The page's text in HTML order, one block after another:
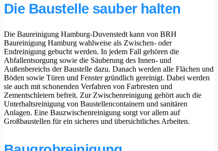
Die Baustelle sauber halten
Die Baureinigung Hamburg-Duvenstedt kann von BRH
Baureinigung Hamburg wahlweise als Zwischen- oder
Endreinigung gebucht werden. In jedem Fall gehören die
Abfallentsorgung sowie die Säuberung des Innen- und
Außenbereichs der Baustelle dazu. Danach werden alle Flächen und
Böden sowie Türen und Fenster gründlich gereinigt. Dabei werden
sie auch mit schonenden Verfahren von Farbresten und
Zementschleiern befreit. Zur Zwischenreinigung gehört auch die
Unterhaltsreinigung von Baustellencontainern und sanitären
Anlagen. Eine Bauzwischenreinigung sorgt vor allem auf
Großbaustellen für ein sicheres und übersichtliches Arbeiten.